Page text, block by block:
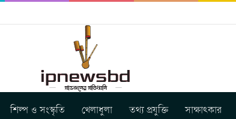
শিল্প ও সংস্কৃতি খেলাধুলা তথ্য প্রযুক্তি সাক্ষাৎকার